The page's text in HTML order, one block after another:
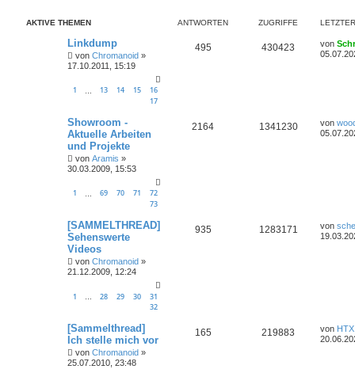
AKTIVE THEMEN ANTWORTEN ZUGRIFFE
Linkdump
von Chromanoid »
17.10.2011, 15:19
1 13 14 15
16
17
495 430423 von
Showroom -
Aktuelle Arbeiten
und Projekte
von Aramis »
30.03.2009, 15:53
1 69 70 71
72
73
2164 1341230 von
[SAMMELTHREAD]
Sehenswerte
Videos
von Chromanoid »
21.12.2009, 12:24
1 … 28 29 30
31
32
935 1283171 von
[Sammelthread]
Ich stelle mich vor
von Chromanoid »
25.07.2010, 23:48
165 219883 von HTX